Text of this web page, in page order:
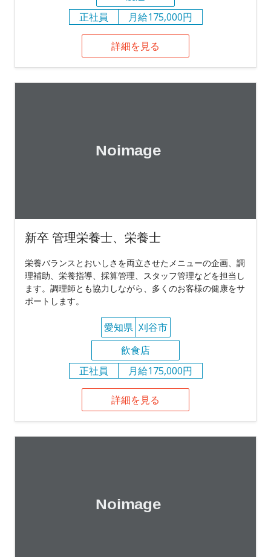
正社員
月給175,000円
詳細を見る
新卒 管理栄養士、栄養士
栄養バランスとおいしさを両立させたメニューの企画、調
理補助、栄養指導、採算管理、スタッフ管理などを担当し
ます。調理師とも協力しながら、多くのお客様の健康をサ
ポートします。
愛知県 刈谷市
飲食店
正社員
月給175,000円
詳細を見る